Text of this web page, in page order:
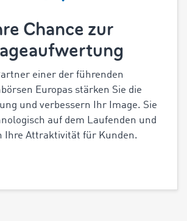
Chance zur
einer der führenden
Europas stärken Sie die
und verbessern Ihr Image. Sie
auf dem Laufenden und
Ihre Attraktivität für Kunden.